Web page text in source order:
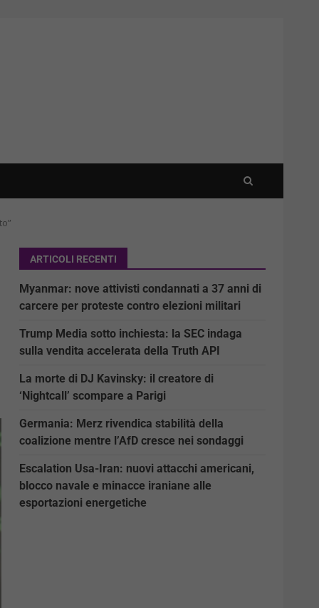
ARTICOLI RECENTI
Myanmar: nove attivisti condannati a 37 anni di
carcere per proteste contro elezioni militari
Trump Media sotto inchiesta: la SEC indaga
sulla vendita accelerata della Truth API
La morte di DJ Kavinsky: il creatore di
‘Nightcall’ scompare a Parigi
Germania: Merz rivendica stabilità della
coalizione mentre l’AfD cresce nei sondaggi
Escalation Usa-Iran: nuovi attacchi americani,
blocco navale e minacce iraniane alle
esportazioni energetiche